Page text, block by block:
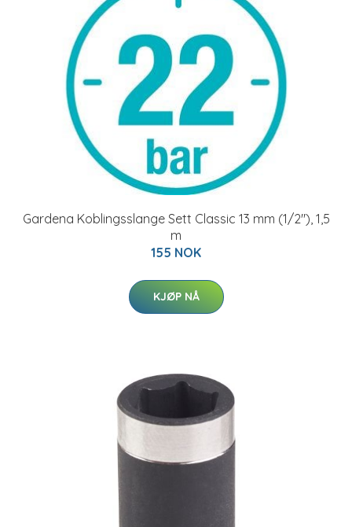
Gardena Koblingsslange Sett Classic 13 mm (1/2"), 1,5
m
155 NOK
KJØP NÅ